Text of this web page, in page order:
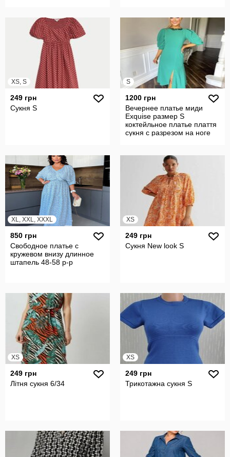
XS, S
249 грн
Сукня S
S
1200 грн
Вечернее платье миди
Exquise размер S
коктейльное платье плаття
сукня с разрезом на ноге
XL, XXL, XXXL
850 грн
Свободное платье с
кружевом внизу длинное
штапель 48-58 р-р
XS
249 грн
Сукня New look S
XS
249 грн
Літня сукня 6/34
XS
249 грн
Трикотажна сукня S